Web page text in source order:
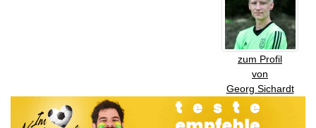
zum Profil
von
Georg Sichardt